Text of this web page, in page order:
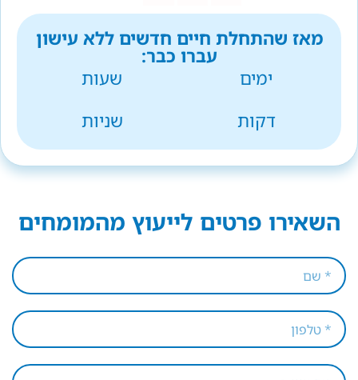
מאז שהתחלת חיים חדשים ללא עישון
עברו כבר:
ימים
שעות
דקות
שניות
השאירו פרטים לייעוץ מהמומחים